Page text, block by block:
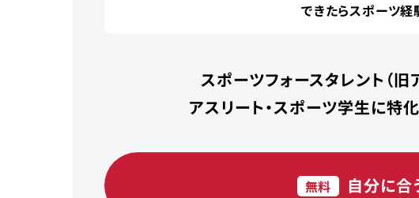
できたらスポーツ
スポーツフォースタレント（旧
アスリート・スポーツ学生に特
無料 自分に合